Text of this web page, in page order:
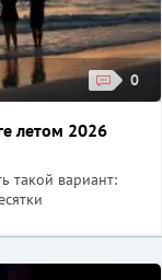
0
летом 2026
такой вариант: